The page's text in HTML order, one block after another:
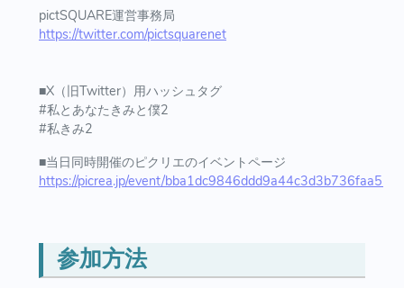
pictSQUARE運営事務局
https://twitter.com/pictsquarenet
■X（旧Twitter）用ハッシュタグ
#私とあなたきみと僕2
#私きみ2
■当日同時開催のピクリエのイベントページ
https://picrea.jp/event/
参加方法